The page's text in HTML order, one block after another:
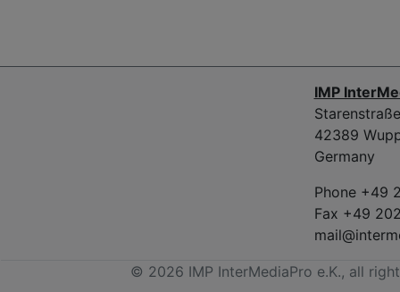
IMP
42389
Germany
Phone +49
Fax +49
© 2026 IMP InterMediaPro e.K., all